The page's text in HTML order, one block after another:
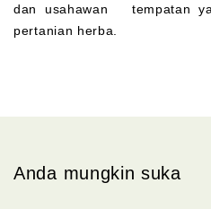
dan usahawan tempatan
pertanian herba.
Anda mungkin suka